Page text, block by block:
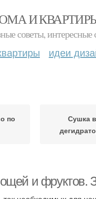
И
советы, интересные
идеи
по
Сушка в
и фруктов.